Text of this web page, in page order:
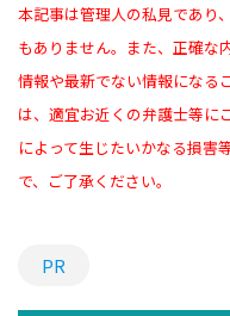
本記事は管理人の私見であり
もありません。また、正確な
情報や最新でない情報になる
は、適宜お近くの弁護士等に
によって生じたいかなる損害
で、ご了承ください。
PR